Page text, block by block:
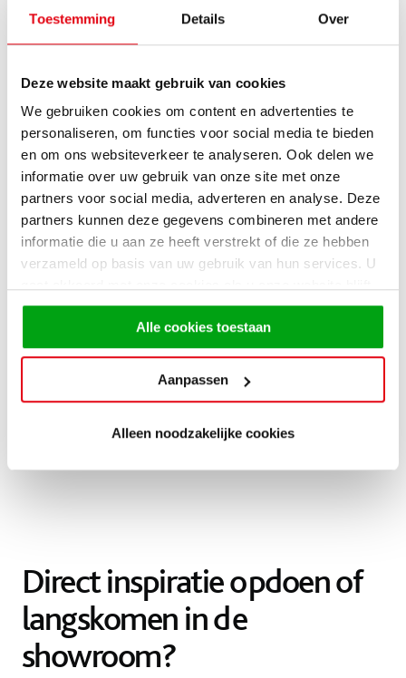
Toestemming Details Over
Deze website maakt gebruik van cookies
We gebruiken cookies om content en advertenties te
personaliseren, om functies voor social media te bieden
en om ons websiteverkeer te analyseren. Ook delen we
informatie over uw gebruik van onze site met onze
partners voor social media, adverteren en analyse. Deze
partners kunnen deze gegevens combineren met andere
informatie die u aan ze heeft verstrekt of die ze hebben
verzameld op basis van uw gebruik van hun services. U
gebruiken.
Alle cookies toestaan
Aanpassen
Alleen noodzakelijke cookies
keuken bij KeukenHal?
hoekkeukens
deskundig advies, snelle levering en scherpe aanbiedingen.
Wij hebben een groot assortiment keukens op voorraad,
waardoor u niet lang hoeft te wachten.
Omdat wij geloven in transparantie, weet u bij ons altijd
vooraf waar u aan toe bent. Geen onverwachte kosten, wel
een compleet ingerichte keuken die perfect past bij uw
Direct inspiratie opdoen of
langskomen in de
showroom?